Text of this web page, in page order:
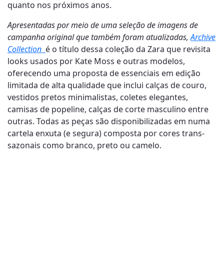
quanto nos próximos anos.
Apresentadas por meio de uma seleção de imagens de
campanha original que também foram atualizadas,Archive
Collection é o título dessa coleção da Zara que revisita
looks usados ​​por Kate Moss e outras modelos,
oferecendo uma proposta de essenciais em edição
limitada de alta qualidade que inclui calças de couro,
vestidos pretos minimalistas, coletes elegantes,
camisas de popeline, calças de corte masculino entre
outras. Todas as peças são disponibilizadas em numa
cartela enxuta (e segura) composta por cores trans-
sazonais como branco, preto ou camelo.